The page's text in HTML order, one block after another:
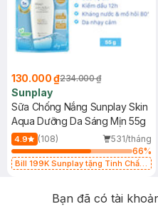
130.000 ₫234.000 ₫
Sunplay
Sữa Chống Nắng Sunplay Skin
Aqua Dưỡng Da Sáng Mịn 55g
4.9 (108)
531/tháng
66%
Bill 199K Sunplay tặng Tinh Chất
Bạn đã có tài